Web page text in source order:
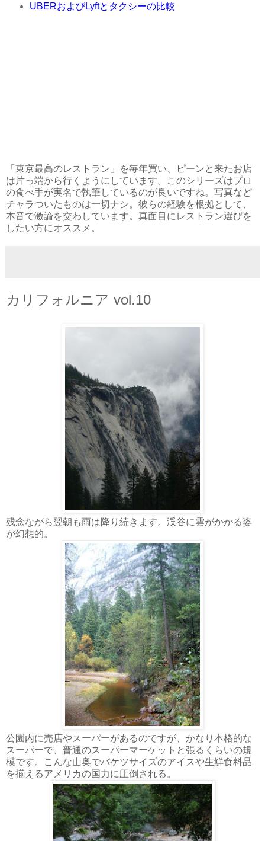
UBERおよびLyftとタクシーの比較
「東京最高のレストラン」を毎年買い、ピーンと来たお店
は片っ端から行くようにしています。このシリーズはプロ
の食べ手が実名で執筆しているのが良いですね。写真など
チャラついたものは一切ナシ。彼らの経験を根拠として、
本音で激論を交わしています。真面目にレストラン選びを
したい方にオススメ。
カリフォルニア vol.10
残念ながら翌朝も雨は降り続きます。渓谷に雲がかかる姿
が幻想的。
公園内に売店やスーパーがあるのですが、かなり本格的な
スーパーで、普通のスーパーマーケットと張るくらいの規
模です。こんな山奥でバケツサイズのアイスや生鮮食料品
を揃えるアメリカの国力に圧倒される。